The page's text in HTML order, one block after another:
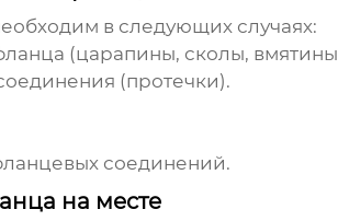
в следующих случаях:
(царапины, сколы,
(протечки).
соединений.
на месте